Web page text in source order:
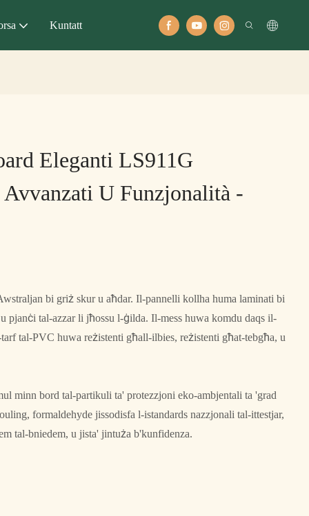
Kuntatt
Eleganti LS911G
U Funzjonalità -
bi griż skur u aħdar. Il-pannelli kollha huma laminati bi
pjanċi tal-azzar li jħossu l-ġilda. Il-mess huwa komdu daqs il-
tal-PVC huwa reżistenti għall-ilbies, reżistenti għat-tebgħa, u
minn bord tal-partikuli ta' protezzjoni eko-ambjentali ta 'grad
formaldehyde jissodisfa l-istandards nazzjonali tal-ittestjar,
tal-bniedem, u jista' jintuża b'kunfidenza.